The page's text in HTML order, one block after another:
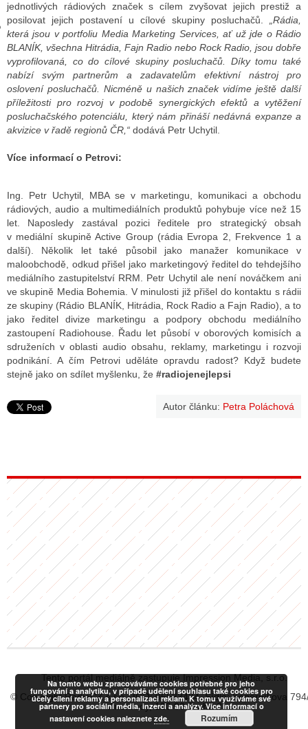
STARŠÍCH DISKUZÍ
jednotlivých rádiových značek s cílem zvyšovat jejich prestiž a
posilovat jejich postavení u cílové skupiny posluchačů.
„Rádia,
která jsou v portfoliu Media Marketing Services, ať už jde o Rádio
BLANÍK, všechna Hitrádia, Fajn Radio nebo Rock Radio, jsou dobře
vyprofilovaná, co do cílové skupiny posluchačů. Díky tomu také
nabízí svým partnerům a zadavatelům efektivní nástroj pro
oslovení posluchačů. Nicméně u našich značek vidíme ještě další
příležitosti pro rozvoj v podobě synergických efektů a vytěžení
posluchačského potenciálu, který nám přináší nedávná expanze a
akvizice v řadě regionů ČR,“ dodává Petr Uchytil.
Více informací o Petrovi:
Ing. Petr Uchytil, MBA se v marketingu, komunikaci a obchodu
rádiových, audio a multimediálních produktů pohybuje více než 15
let. Naposledy zastával pozici ředitele pro strategický obsah
v mediální skupině Active Group (rádia Evropa 2, Frekvence 1 a
další). Několik let také působil jako manažer komunikace v
maloobchodě, odkud přišel jako marketingový ředitel do tehdejšího
mediálního zastupitelství RRM. Petr Uchytil ale není nováčkem ani
ve skupině Media Bohemia. V minulosti již přišel do kontaktu s rádii
ze skupiny (Rádio BLANÍK, Hitrádia, Rock Radio a Fajn Radio), a to
jako ředitel divize marketingu a podpory obchodu mediálního
zastoupení Radiohouse. Řadu let působí v oborových komisích a
sdruženích v oblasti audio obsahu, reklamy, marketingu i rozvoji
podnikání. A čím Petrovi uděláte opravdu radost? Když budete
stejně jako on sdílet myšlenku, že #radiojenejlepsi
Autor článku: Petra Poláchová
Tento portál mediálně zastupuje Impression Media, s.r.o.
© Copyright RadiaCZ s.r.o., IČO: 06533434, Sídlo: Koperníkova
Vinohrady, 120 00 Praha 2
Na tomto webu zpracováváme cookies potřebné pro jeho
fungování a analytiku, v případě udělení souhlasu také cookies pro
účely cílení reklamy a personalizaci reklam. K tomu využíváme své
partnery pro sociální média, inzerci a analýzy. Více informací o
nastavení cookies naleznete zde. Rozumím